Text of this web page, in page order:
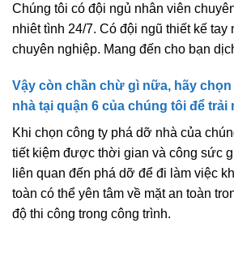
Chúng tôi có đội ngủ nhân viên
nhiêt tình 24/7. Có đội ngũ thiết kế tay
chuyên nghiệp. Mang đến cho bạn
Vậy còn chần chừ gì nữa, hãy
nhà tại quận 6 của chúng tôi để trải
Khi chọn công ty phá dỡ nhà của
tiết kiệm được thời gian và công sức
liên quan đến phá dỡ để đi làm việc
toàn có thể yên tâm về mặt an toàn
độ thi công trong công trình.